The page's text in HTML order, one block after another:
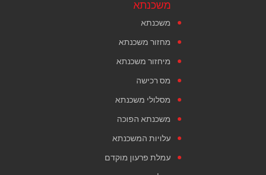
משכנתא
משכנתא
מחזור משכנתא
מיחזור משכנתא
מס רכישה
מסלולי משכנתא
משכנתא הפוכה
עלויות המשכנתא
עמלת פרעון מוקדם